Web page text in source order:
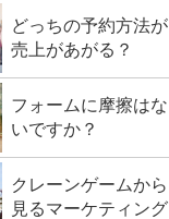
どっちの予約方法が
売上があがる？
フォームに摩擦はな
いですか？
クレーンゲームから
見るマーケティング